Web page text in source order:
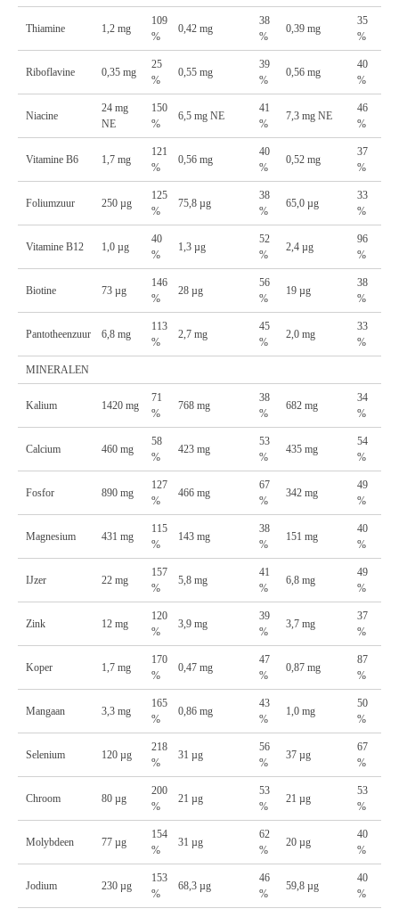
Thiamine 1,2 mg
109
%
0,42 mg
38
%
0,39 mg
35
%
Riboflavine 0,35 mg
25
%
0,55 mg
39
%
0,56 mg
40
%
Niacine
24 mg
NE
150
%
6,5 mg NE
41
%
7,3 mg NE
46
%
Vitamine B6 1,7 mg
121
%
0,56 mg
40
%
0,52 mg
37
%
Foliumzuur 250 µg
125
%
75,8 µg
38
%
65,0 µg
33
%
Vitamine B12 1,0 µg
40
%
1,3 µg
52
%
2,4 µg
96
%
Biotine 73 µg
146
%
28 µg
56
%
19 µg
38
%
Pantotheenzuur 6,8 mg
113
%
2,7 mg
45
%
2,0 mg
33
%
MINERALEN
Kalium 1420 mg
71
%
768 mg
38
%
682 mg
34
%
Calcium 460 mg
58
%
423 mg
53
%
435 mg
54
%
Fosfor 890 mg
127
%
466 mg
67
%
342 mg
49
%
Magnesium 431 mg
115
%
143 mg
38
%
151 mg
40
%
IJzer 22 mg
157
%
5,8 mg
41
%
6,8 mg
49
%
Zink 12 mg
120
%
3,9 mg
39
%
3,7 mg
37
%
Koper 1,7 mg
170
%
0,47 mg
47
%
0,87 mg
87
%
Mangaan 3,3 mg
165
%
0,86 mg
43
%
1,0 mg
50
%
Selenium 120 µg
218
%
31 µg
56
%
37 µg
67
%
Chroom 80 µg
200
%
21 µg
53
%
21 µg
53
%
Molybdeen 77 µg
154
%
31 µg
62
%
20 µg
40
%
Jodium 230 µg
153
%
68,3 µg
46
%
59,8 µg
40
%